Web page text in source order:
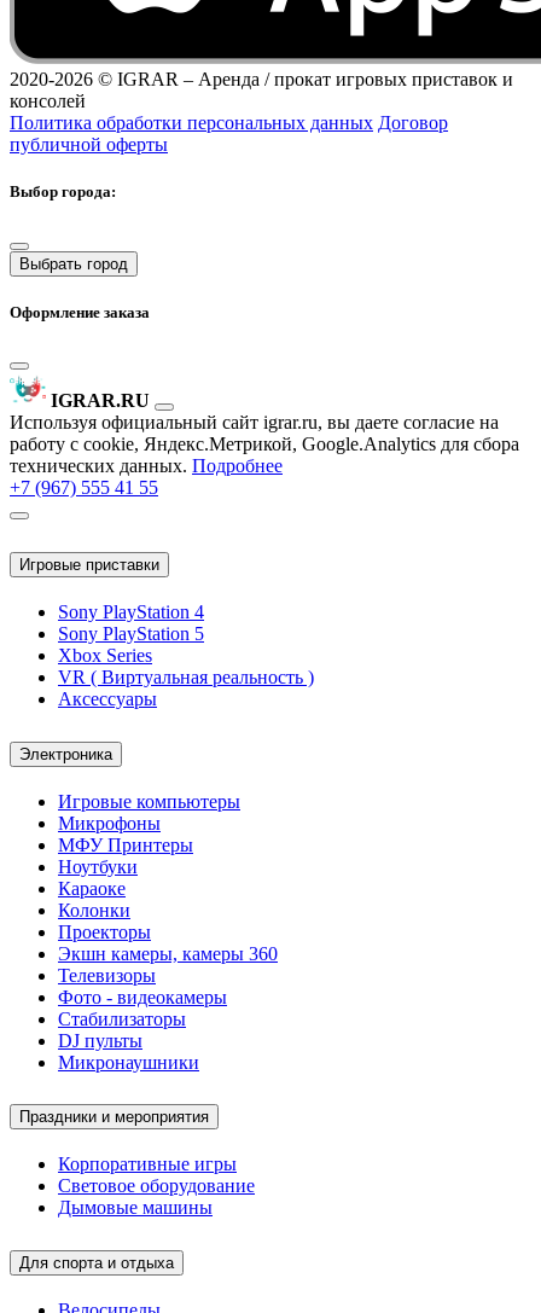
2020-2026 © IGRAR – Аренда / прокат игровых приставок и
консолей
Политика обработки персональных данных Договор
публичной оферты
Выбор города:
Выбрать город
Оформление заказа
IGRAR.RU
Используя официальный сайт igrar.ru, вы даете согласие на
работу с cookie, Яндекс.Метрикой, Google.Analytics для сбора
технических данных. Подробнее
+7 (967) 555 41 55
Игровые приставки
Sony PlayStation 4
Sony PlayStation 5
Xbox Series
VR ( Виртуальная реальность )
Аксессуары
Электроника
Игровые компьютеры
Микрофоны
МФУ Принтеры
Ноутбуки
Караоке
Колонки
Проекторы
Экшн камеры, камеры 360
Телевизоры
Фото - видеокамеры
Стабилизаторы
DJ пульты
Микронаушники
Праздники и мероприятия
Корпоративные игры
Световое оборудование
Дымовые машины
Для спорта и отдыха